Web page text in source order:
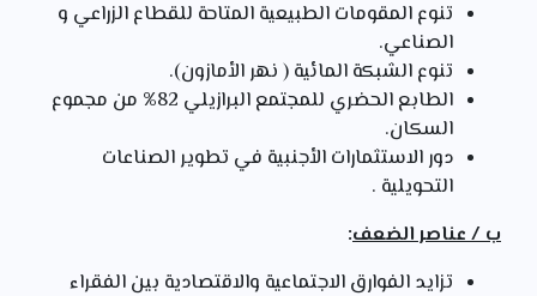
تنوع المقومات الطبيعية المتاحة للقطاع الزراعي و
الصناعي.
تنوع الشبكة المائية ( نهر الأمازون).
الطابع الحضري للمجتمع البرازيلي 82% من مجموع
السكان.
دور الاستثمارات الأجنبية في تطوير الصناعات
التحويلية .
ب / عناصر الضعف:
تزايد الفوارق الاجتماعية والاقتصادية بين الفقراء